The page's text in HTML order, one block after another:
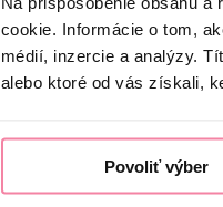
cookie. Informácie o tom,
médií, inzercie a analýzy.
alebo ktoré od vás získali,
Povoliť výber
Dostupnév